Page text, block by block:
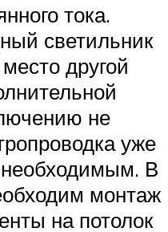
тока.
светильник
другой
не
уже
В
монтаж
на потолок